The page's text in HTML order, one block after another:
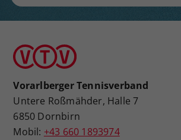
Vorarlberger Tennisverband
Untere Roßmähder, Halle 7
6850 Dornbirn
Mobil: +43 660 1893974